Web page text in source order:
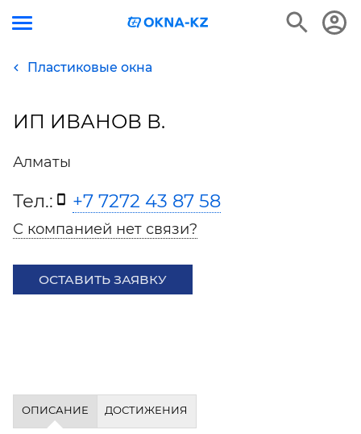
Пластиковые окна
ИП ИВАНОВ В.
Алматы
Тел.: +7 7272 43 87 58
С компанией нет связи?
ОСТАВИТЬ ЗАЯВКУ
ОПИСАНИЕ ДОСТИЖЕНИЯ